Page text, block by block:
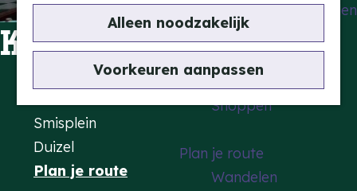
Alleen noodzakelijk
Voorkeuren aanpassen
o
m
e
Bezienswaardigheden
Eten en Drinken
Kunst en Cultuur
Met de Kids
Shoppen
Plan je route
Wandelen
Kermis Duizel
Smisplein
Duizel
Plan je routen